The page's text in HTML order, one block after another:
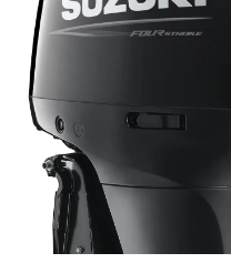
ATV / SNØSCOOTER
Kawasaki ATV/UTV
Hisun ATV / UTV
TGB ATV